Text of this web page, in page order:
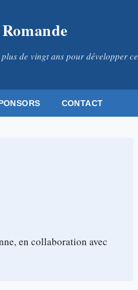
de vingt ans pour développer ce
CONTACT
en collaboration avec